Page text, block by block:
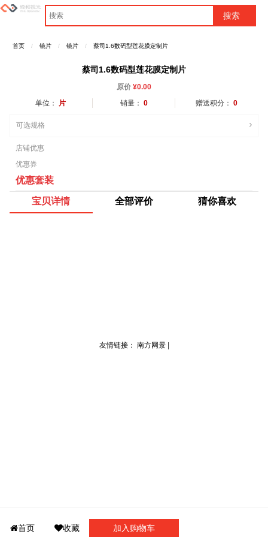
首页 镜片 镜片 蔡司1.6数码型莲花膜定制片
蔡司1.6数码型莲花膜定制片
原价 ¥0.00
单位：
片 销量： 0 赠送积分： 0
可选规格
店铺优惠
优惠券
首页 收藏 加入购物车
优惠套装
宝贝详情 全部评价 猜你喜欢
友情链接： 南方网景 |
门诊介绍 门诊导航 我要咨询